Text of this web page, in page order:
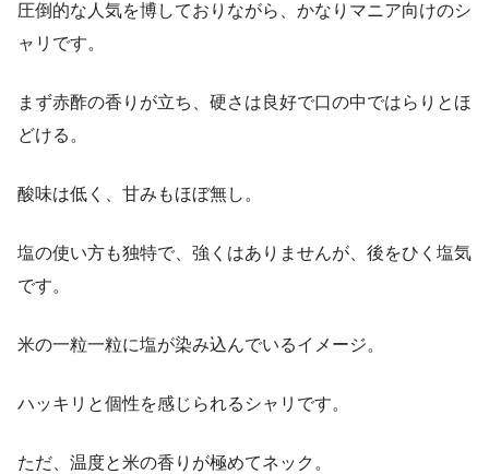
圧倒的な人気を博しておりながら、かなりマニア向けのシ
ャリです。
まず赤酢の香りが立ち、硬さは良好で口の中ではらりとほ
どける。
酸味は低く、甘みもほぼ無し。
塩の使い方も独特で、強くはありませんが、後をひく塩気
です。
米の一粒一粒に塩が染み込んでいるイメージ。
ハッキリと個性を感じられるシャリです。
ただ、温度と米の香りが極めてネック。